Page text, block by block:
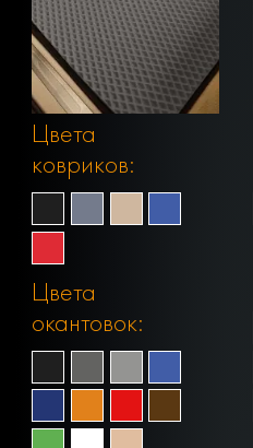
Цвета
ковриков:
Цвета
окантовок: